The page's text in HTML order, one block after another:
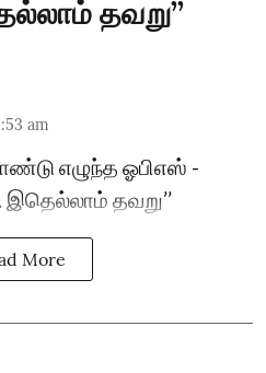
தவறு’’
am
எழுந்த ஓபிஎஸ் -
இதெல்லாம் தவறு’’
More